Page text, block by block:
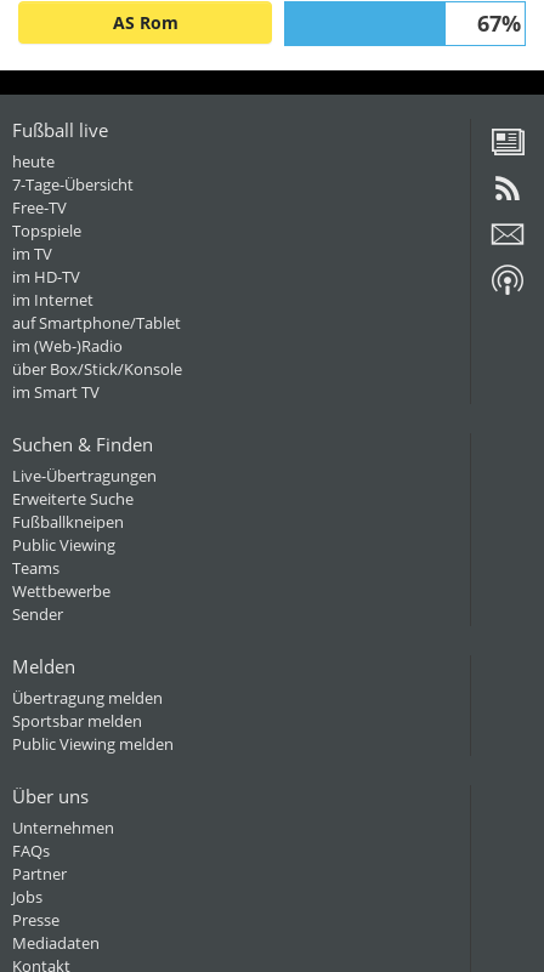
AS Rom 67%
Fußball live
heute
7-Tage-Übersicht
Free-TV
Topspiele
im TV
im HD-TV
im Internet
auf Smartphone/Tablet
im (Web-)Radio
über Box/Stick/Konsole
im Smart TV
Suchen & Finden
Live-Übertragungen
Erweiterte Suche
Fußballkneipen
Public Viewing
Teams
Wettbewerbe
Sender
Melden
Übertragung melden
Sportsbar melden
Public Viewing melden
Über uns
Unternehmen
FAQs
Partner
Jobs
Presse
Mediadaten
Kontakt